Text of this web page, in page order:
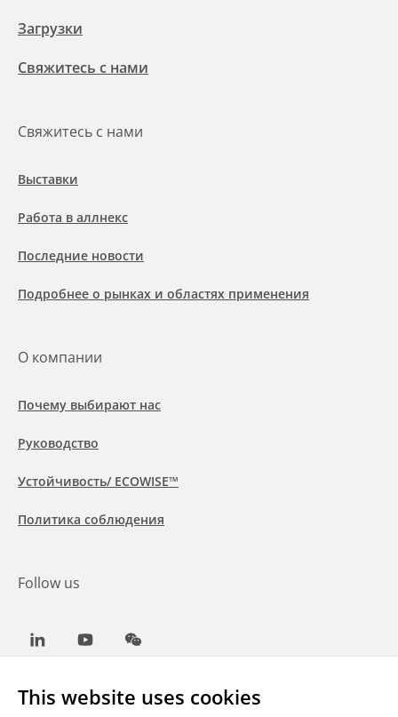
This website uses cookies
Загрузки
Свяжитесь с нами
Свяжитесь с нами
Выставки
Работа в аллнекс
Последние новости
Подробнее о рынках и областях применения
О компании
Почему выбирают нас
Руководство
Устойчивость/ ECOWISE™
Политика соблюдения
Follow us
LinkedInYoutubeWeChat